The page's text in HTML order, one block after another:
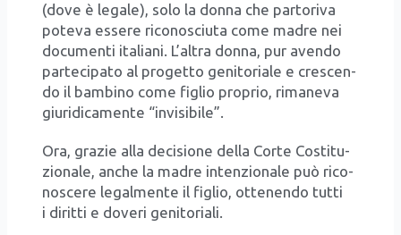
(dove è lega­le), solo la don­na che par­to­ri­va
pote­va esse­re rico­no­sciu­ta come madre nei
docu­men­ti ita­lia­ni. L’al­tra don­na, pur aven­do
par­te­ci­pa­to al pro­get­to geni­to­ria­le e cre­scen­
do il bam­bi­no come figlio pro­prio, rima­ne­va
giu­ri­di­ca­men­te “invi­si­bi­le”.
Ora, gra­zie alla deci­sio­ne del­la Cor­te Costi­tu­
zio­na­le, anche la madre inten­zio­na­le può rico­
no­sce­re legal­men­te il figlio, otte­nen­do tut­ti
i dirit­ti e dove­ri geni­to­ria­li.